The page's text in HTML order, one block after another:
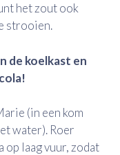
het zout ook
strooien.
de koelkast en
(in een kom
water). Roer
laag vuur, zodat